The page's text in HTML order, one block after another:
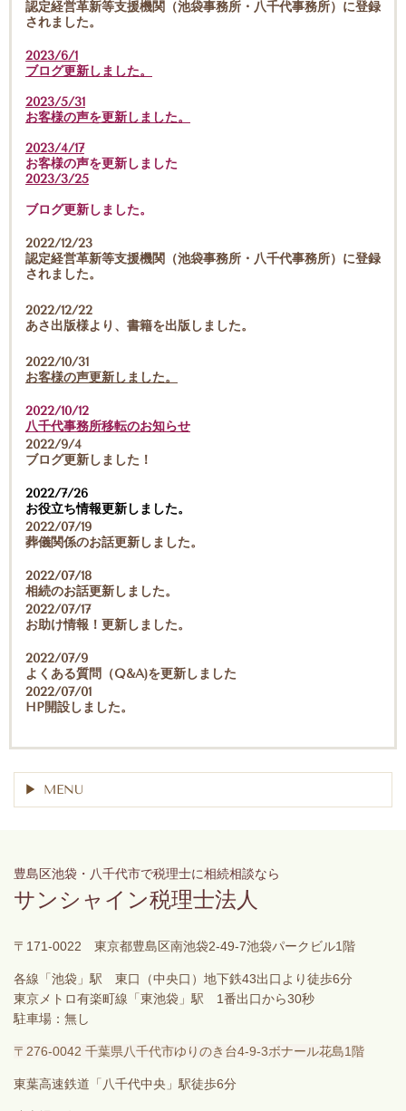
認定経営革新等支援機関（池袋事務所・八千代事務所）に登録
されました。
2023/6/1
ブログ更新しました。
2023/5/31
お客様の声を更新しました。
2023/4/17
お客様の声を更新しました
2023/3/25
ブログ更新しました。
2022/12/23
認定経営革新等支援機関（池袋事務所・八千代事務所）に登録
されました。
2022/12/22
あさ出版様より、書籍を出版しました。
2022/10/31
お客様の声更新しました。
2022/10/12
八千代事務所移転のお知らせ
2022/9/4
ブログ更新しました！
2022/7/26
お役立ち情報更新しました。
2022/07/19
葬儀関係のお話更新しました。
2022/07/18
相続のお話更新しました。
2022/07/17
お助け情報！更新しました。
2022/07/9
よくある質問（Q&A)を更新しました
2022/07/01
HP開設しました。
MENU
豊島区池袋・八千代市で税理士に相続相談なら
サンシャイン税理士法人
〒171-0022 東京都豊島区南池袋2-49-7池袋パークビル1階
各線「池袋」駅 東口（中央口）地下鉄43出口より徒歩6分
東京メトロ有楽町線「東池袋」駅 1番出口から30秒
駐車場：無し
〒276-0042 千葉県八千代市ゆりのき台4-9-3ボナール花島1階
東葉高速鉄道「八千代中央」駅徒歩6分